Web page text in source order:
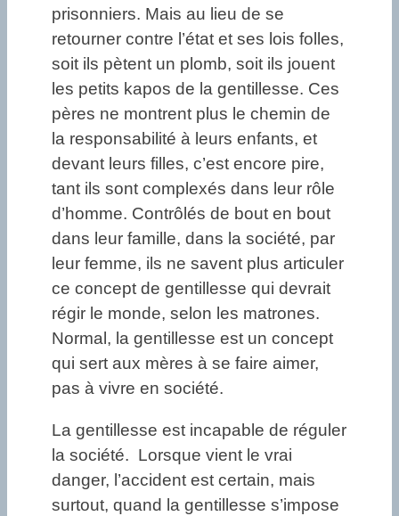
prisonniers. Mais au lieu de se
retourner contre l’état et ses lois folles,
soit ils pètent un plomb, soit ils jouent
les petits kapos de la gentillesse. Ces
pères ne montrent plus le chemin de
la responsabilité à leurs enfants, et
devant leurs filles, c’est encore pire,
tant ils sont complexés dans leur rôle
d’homme. Contrôlés de bout en bout
dans leur famille, dans la société, par
leur femme, ils ne savent plus articuler
ce concept de gentillesse qui devrait
régir le monde, selon les matrones.
Normal, la gentillesse est un concept
qui sert aux mères à se faire aimer,
pas à vivre en société.
La gentillesse est incapable de réguler
la société. Lorsque vient le vrai
danger, l’accident est certain, mais
surtout, quand la gentillesse s’impose